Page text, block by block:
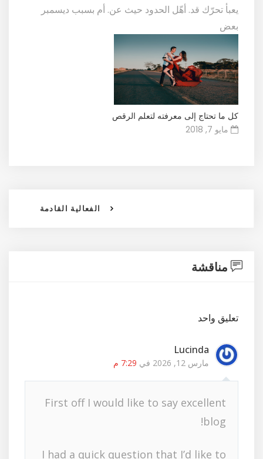
يعبأ تحرّك قد. أهّل الحدود حيث عن. أم بسبب ديسمبر
بعض
كل ما تحتاج إلى معرفته لتعلم الرقص
مايو 7, 2018
الفعالية القادمة
مناقشة
تعليق واحد
Lucinda
مارس 12, 2026 في 7:29 م
First off I would like to say excellent
blog!
I had a quick question that I’d like to